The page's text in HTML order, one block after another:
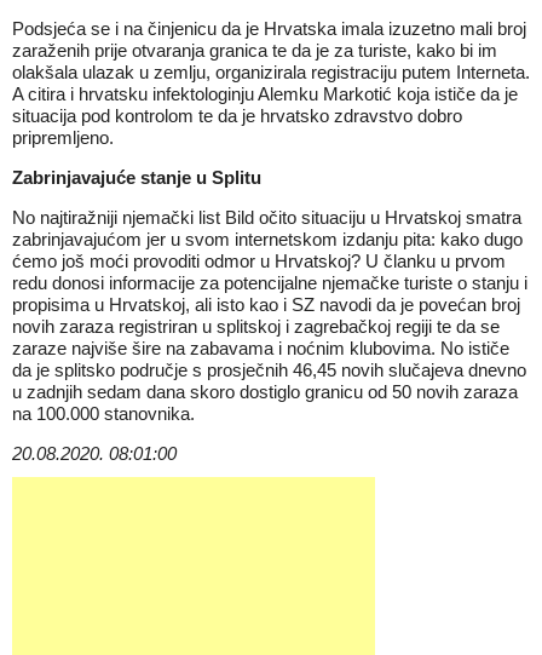
Podsjeća se i na činjenicu da je Hrvatska imala izuzetno mali broj
zaraženih prije otvaranja granica te da je za turiste, kako bi im
olakšala ulazak u zemlju, organizirala registraciju putem Interneta.
A citira i hrvatsku infektologinju Alemku Markotić koja ističe da je
situacija pod kontrolom te da je hrvatsko zdravstvo dobro
pripremljeno.
Zabrinjavajuće stanje u Splitu
No najtiražniji njemački list Bild očito situaciju u Hrvatskoj smatra
zabrinjavajućom jer u svom internetskom izdanju pita: kako dugo
ćemo još moći provoditi odmor u Hrvatskoj? U članku u prvom
redu donosi informacije za potencijalne njemačke turiste o stanju i
propisima u Hrvatskoj, ali isto kao i SZ navodi da je povećan broj
novih zaraza registriran u splitskoj i zagrebačkoj regiji te da se
zaraze najviše šire na zabavama i noćnim klubovima. No ističe
da je splitsko područje s prosječnih 46,45 novih slučajeva dnevno
u zadnjih sedam dana skoro dostiglo granicu od 50 novih zaraza
na 100.000 stanovnika.
20.08.2020. 08:01:00